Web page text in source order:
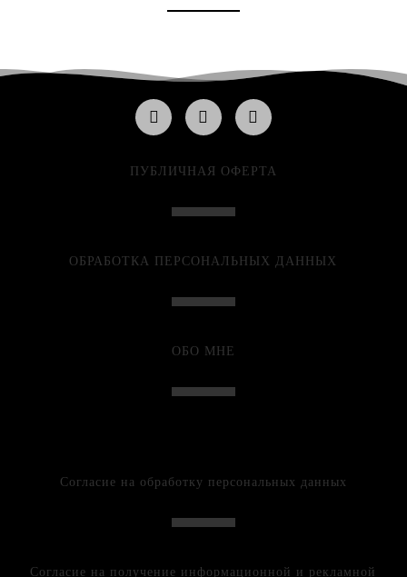
ПУБЛИЧНАЯ ОФЕРТА
ОБРАБОТКА ПЕРСОНАЛЬНЫХ ДАННЫХ
ОБО МНЕ
Согласие на обработку персональных данных
Согласие на получение информационной и рекламной